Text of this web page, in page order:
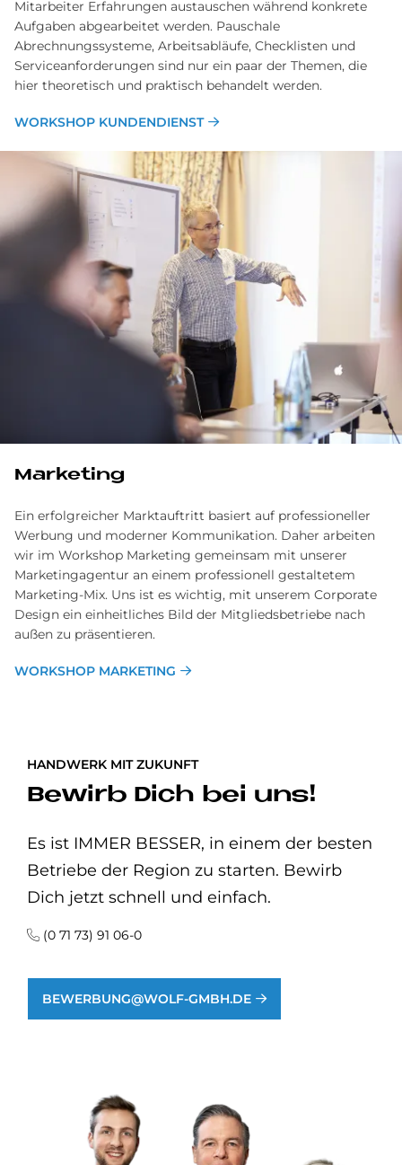
Mitarbeiter Erfahrungen austauschen während konkrete
Aufgaben abgearbeitet werden. Pauschale
Abrechnungssysteme, Arbeitsabläufe, Checklisten und
Serviceanforderungen sind nur ein paar der Themen, die
hier theoretisch und praktisch behandelt werden.
WORKSHOP KUNDENDIENST
Marketing
Ein erfolgreicher Marktauftritt basiert auf professioneller
Werbung und moderner Kommunikation. Daher arbeiten
wir im Workshop Marketing gemeinsam mit unserer
Marketingagentur an einem professionell gestaltetem
Marketing-Mix. Uns ist es wichtig, mit unserem Corporate
Design ein einheitliches Bild der Mitgliedsbetriebe nach
außen zu präsentieren.
WORKSHOP MARKETING
HANDWERK MIT ZUKUNFT
Be­wirb Dich bei uns!
Es ist IMMER BESSER, in einem der besten
Betriebe der Region zu starten. Bewirb
Dich jetzt schnell und einfach.
(0 71 73) 91 06-0
BEWERBUNG@WOLF-GMBH.DE